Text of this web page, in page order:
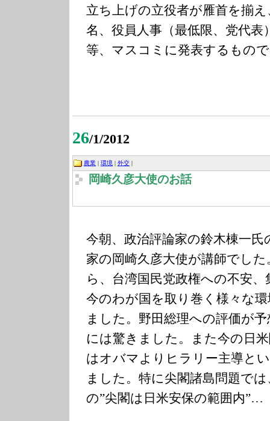
立ち上げの立役者が雁首を揃
名、役員人事（最低限、党代表
等、マスコミに発表するもの
26/1/2012
農業 | 環境 | 外交 |
岡崎久彦大使のお話
今朝、政治評論家の鈴木棟一氏
家の岡崎久彦大使が講師でし
ら、台湾国民党政権への不安、
今のわが国を取り巻く様々な
ました。野田総理への評価が
には驚きました。また今の日
はオバマよりヒラリー主導と
ました。特に尖閣諸島問題で
の”尖閣は日米安保の範囲内”…